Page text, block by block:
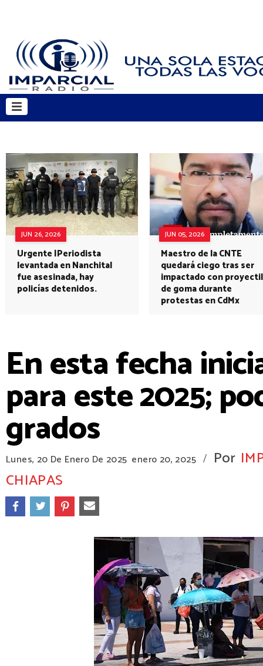
JUN 26, 2026
Urgente |Periodista
levantada en Nanchital
fue asesinada, hay
policías detenidos.
JUN 05, 2026
Maestro de la CNTE
quedará ciego tras ser
impactado con proyectil
de goma durante
protestas en CdMx
En esta fecha
para este 2025;
grados
Lunes, 20 De Enero De 2025 enero 20, 2025 / Por
CHIAPAS